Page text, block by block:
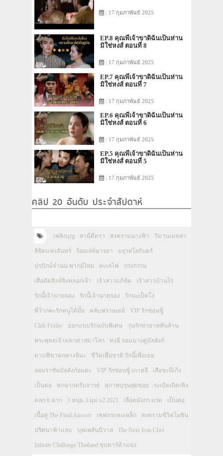
: 17 กุมภาพันธ์ 2025
EP.8 คุณพี่เจ้าขาดิฉันเป็นห่าน
มิใช่หงส์ ตอนที่ 8
: 17 กุมภาพันธ์ 2025
EP.7 คุณพี่เจ้าขาดิฉันเป็นห่าน
มิใช่หงส์ ตอนที่ 7
: 17 กุมภาพันธ์ 2025
EP.6 คุณพี่เจ้าขาดิฉันเป็นห่าน
มิใช่หงส์ ตอนที่ 6
: 17 กุมภาพันธ์ 2025
EP.5 คุณพี่เจ้าขาดิฉันเป็นห่าน
มิใช่หงส์ ตอนที่ 5
: 17 กุมภาพันธ์ 2025
คลิป 20 อันดับ ประจำสัปดาห์
เพลิงบุญ สามีตีตรา สงครามนางฟ้า วิมานเมขลา
ลิขิตแห่งจันทร์ ร้อยเล่ห์มารยา มธุรสโลกันตร์
ปรปักษ์จำนน พากย์ไทย ทะเลไฟ กรงกรรม
เสือตัดสิงห์ลิงหลอกเจ้า เจ้าสาวแก้ขัด เจ้าสาวบ้านไร่
รักนี้เจ้านายจอง รักนี้เจ้านายจอง รักนะเป็ดโง่
พี่ว้ากคะรักหนูได้มั้ย คลับฟรายเดย์ VIP รักซ่อนชู้
Club Friday ออกแบบรักฉบับพิเศษ วุ่นรักทายาทพันล้าน
พระพุทธเจ้ามหาศาสดาโลก ทงอี จอมนางคู่บัลลังก์
ดาบพิฆาตกลางหิมะ ชีวิตเพื่อชาติ รักนี้เพื่อเธอ
จอมราชันบัลลังก์อมตะ VIP รักซ่อนชู้ เกาหลี เสือชะนีเก้ง
เป็นต่อ หกฉากครับจารย์ สุภาพบุรุษสุดซอย ระเบิดเถิดเทิง
ตลก 6 ฉาก 3 หนุ่ม 3 มุม x2 2021 เลือดมังกร แรด เป็นต่อ
เนื้อคู่ The Final Answer เชฟกระทะเหล็ก สงครามชีวิตโอชิน
ปริศนาฟ้าแลบ บุพเพสันนิวาส The Next Iron Chef
Infinite Challenge Thailand ซุปตาร์ท้าแข่ง